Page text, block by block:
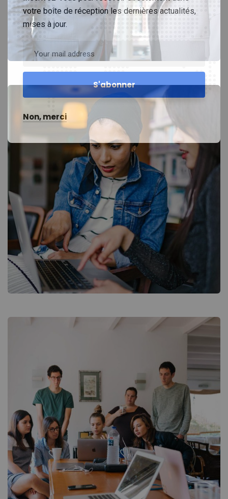
Data Analytics
Strategy
Court Imperial
Facilitation
Revenue Growth
votre boîte de réception les dernières actualités,
mises à jour.
Non, merci